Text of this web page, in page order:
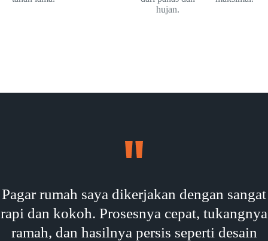
hujan.
Pagar rumah saya dikerjakan dengan sangat
rapi dan kokoh. Prosesnya cepat, tukangnya
ramah, dan hasilnya persis seperti desain